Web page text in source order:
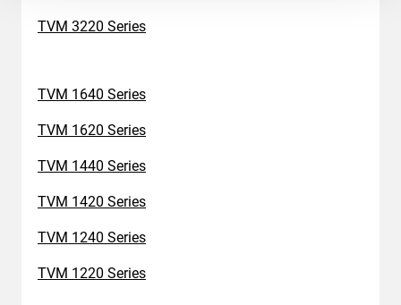
TVM 3220 Series
TVM 1640 Series
TVM 1620 Series
TVM 1440 Series
TVM 1420 Series
TVM 1240 Series
TVM 1220 Series